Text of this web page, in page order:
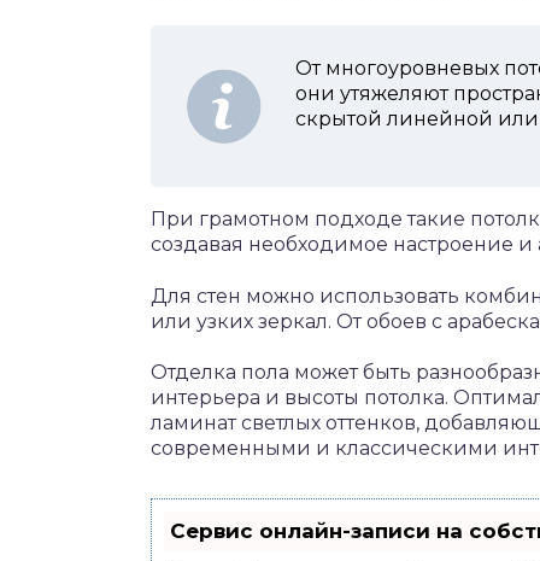
От многоуровневых
они утяжеляют
скрытой линейной или
При грамотном подходе такие
создавая необходимое настроение и
Для стен можно использовать
или узких зеркал. От обоев с
Отделка пола может быть
интерьера и высоты потолка.
ламинат светлых оттенков,
современными и классическими
Сервис онлайн-записи на